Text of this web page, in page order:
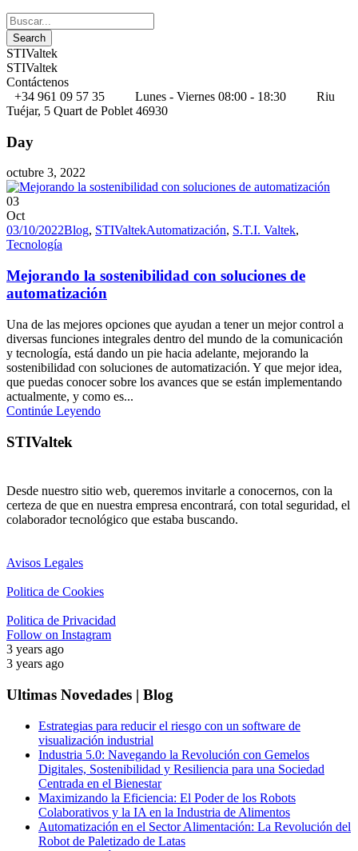
STIValtek
STIValtek
Contáctenos
+34 961 09 57 35
Lunes - Viernes 08:00 - 18:30
Riu
Tuéjar, 5 Quart de Poblet 46930
Day
octubre 3, 2022
03
Oct
03/10/2022Blog, STIValtekAutomatización, S.T.I. Valtek,
Tecnología
Mejorando la sostenibilidad con soluciones de
automatización
Una de las mejores opciones que ayudan a tener un mejor control a
diversas funciones integrales dentro del mundo de la comunicación
y tecnología, está dando un pie hacia adelante, mejorando la
sostenibilidad con soluciones de automatización. Y que mejor idea,
que puedas conocer sobre los avances que se están implementando
actualmente, y como es...
Continúe Leyendo
STIValtek
Desde nuestro sitio web, queremos invitarle a conocernos, con la
certeza de que en nuestra empresa encontrará, con total seguridad, el
colaborador tecnológico que estaba buscando.
Avisos Legales
Politica de Cookies
Politica de Privacidad
Follow on Instagram
3 years ago
3 years ago
Ultimas Novedades | Blog
Estrategias para reducir el riesgo con un software de
visualización industrial
Industria 5.0: Navegando la Revolución con Gemelos
Digitales, Sostenibilidad y Resiliencia para una Sociedad
Centrada en el Bienestar
Maximizando la Eficiencia: El Poder de los Robots
Colaborativos y la IA en la Industria de Alimentos
Automatización en el Sector Alimentación: La Revolución del
Robot de Paletizado de Latas